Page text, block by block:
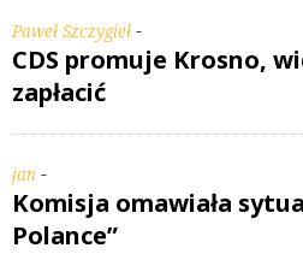
Paweł Szczygieł -
CDS promuje Krosno,
zapłacić
jan -
Komisja omawiała
Polance”